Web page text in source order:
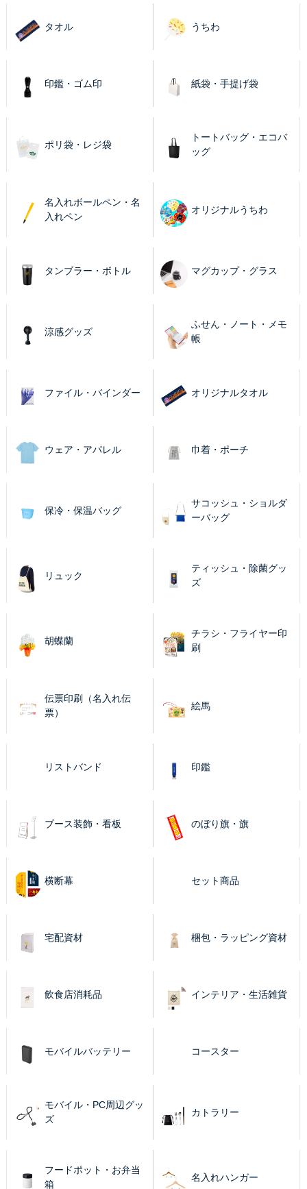
タオル うちわ
印鑑・ゴム印 紙袋・手提げ袋
ポリ袋・レジ袋
トートバッグ・エコバ
ッグ
名入れボールペン・名
入れペン
オリジナルうちわ
タンブラー・ボトル マグカップ・グラス
涼感グッズ
ふせん・ノート・メモ
帳
ファイル・バインダー オリジナルタオル
ウェア・アパレル 巾着・ポーチ
保冷・保温バッグ
サコッシュ・ショルダ
ーバッグ
リュック
ティッシュ・除菌グッ
ズ
胡蝶蘭
チラシ・フライヤー印
刷
伝票印刷（名入れ伝
票）
絵馬
リストバンド 印鑑
ブース装飾・看板 のぼり旗・旗
横断幕 セット商品
宅配資材 梱包・ラッピング資材
飲食店消耗品 インテリア・生活雑貨
モバイルバッテリー コースター
モバイル・PC周辺グッ
ズ
カトラリー
フードポット・お弁当
箱
名入れハンガー